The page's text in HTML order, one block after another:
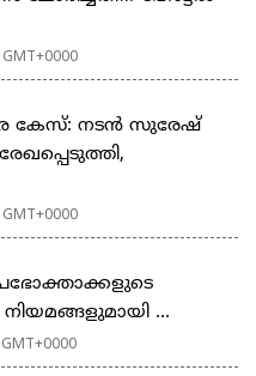
GMT+0000
കേസ്: നടൻ സുരേഷ്
GMT+0000
...
GMT+0000